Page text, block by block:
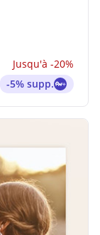
Jusqu'à -20%
-5% supp.